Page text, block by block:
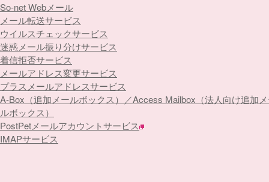
So-net Webメール
メール転送サービス
ウイルスチェックサービス
迷惑メール振り分けサービス
着信拒否サービス
メールアドレス変更サービス
プラスメールアドレスサービス
A-Box（追加メールボックス）／Access Mailbox（法人向け追加
ルボックス）
PostPetメールアカウントサービス
IMAPサービス